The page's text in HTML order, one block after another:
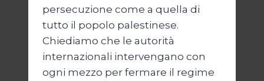
persecuzione come a quella di
tutto il popolo palestinese.
Chiediamo che le autorità
internazionali intervengano con
ogni mezzo per fermare il regime